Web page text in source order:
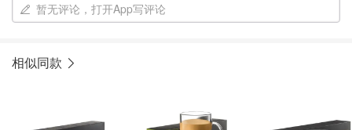
暂无评论，打开App写评论
相似同款